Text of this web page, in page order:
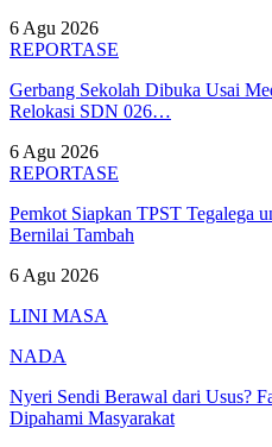
6 Agu 2026
REPORTASE
Gerbang Sekolah Dibuka Usai
Relokasi SDN 026…
6 Agu 2026
REPORTASE
Pemkot Siapkan TPST Tegalega
Bernilai Tambah
6 Agu 2026
LINI MASA
NADA
Nyeri Sendi Berawal dari Usus?
Dipahami Masyarakat